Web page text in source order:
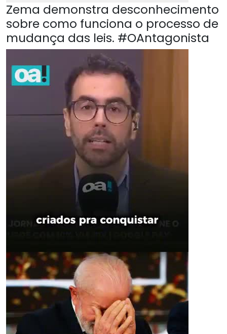
Zema demonstra desconhecimento
sobre como funciona o processo de
mudança das leis. #OAntagonista